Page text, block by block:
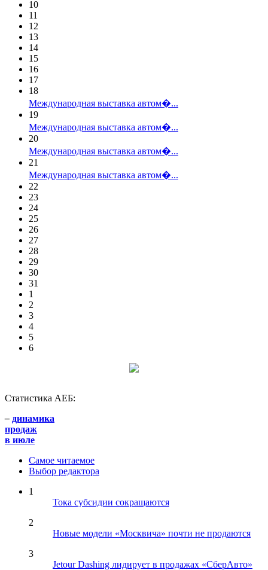
10
11
12
13
14
15
16
17
18
Международная выставка автом�...
19
Международная выставка автом�...
20
Международная выставка автом�...
21
Международная выставка автом�...
22
23
24
25
26
27
28
29
30
31
1
2
3
4
5
6
Статистика АЕБ:
– динамика
продаж
в июле
Самое читаемое
Выбор редактора
1
Тока субсидии сокращаются
2
Новые модели «Москвича» почти не продаются
3
Jetour Dashing лидирует в продажах «СберАвто»